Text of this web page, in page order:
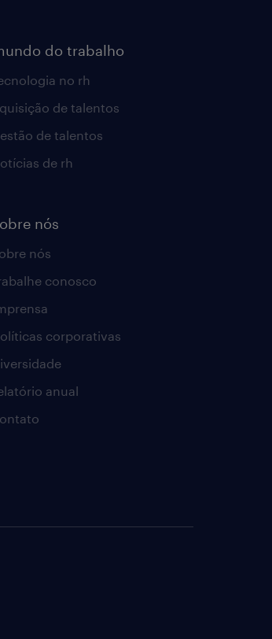
do trabalho
no rh
de talentos
de talentos
de rh
nós
nós
conosco
corporativas
anual